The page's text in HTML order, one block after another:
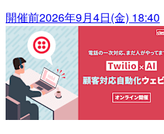
開催前2026年9月4日(金) 18:40